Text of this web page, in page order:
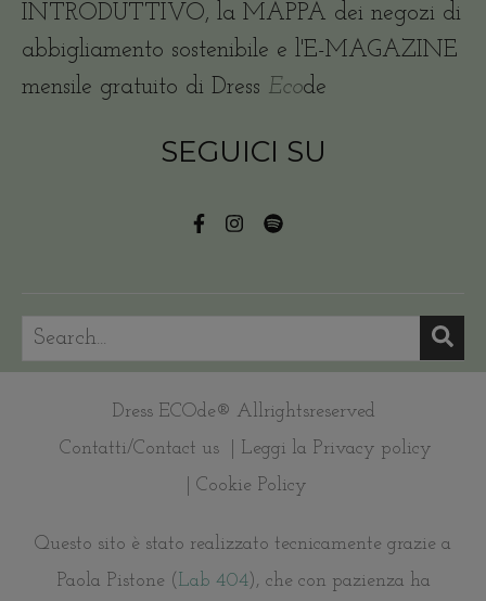
INTRODUTTIVO, la MAPPA dei negozi di
abbigliamento sostenibile e l'E-MAGAZINE
mensile gratuito di Dress Ecode
SEGUICI SU
Dress ECOde® Allrightsreserved
Contatti/Contact us
| Leggi la Privacy policy
| Cookie Policy
Questo sito è stato realizzato tecnicamente grazie a
Paola Pistone (Lab 404), che con pazienza ha